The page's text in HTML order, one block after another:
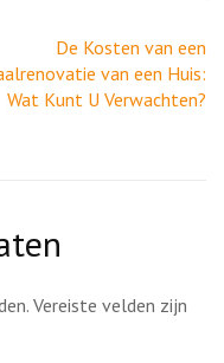
De Kosten van een
van een Huis:
Wat Kunt U Verwachten?
Vereiste velden zijn